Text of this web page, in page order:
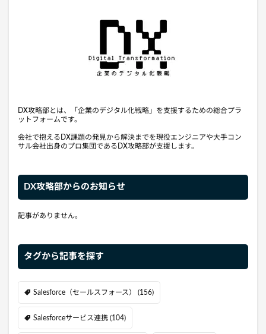
DX攻略部とは、「企業のデジタル化戦略」を支援するための総合プラ
ットフォームです。
会社で抱えるDX課題の発見から解決までを現役エンジニアや大手コン
サル会社出身のプロ集団であるDX攻略部が支援します。
DX攻略部からのお知らせ
記事がありません。
タグから記事を探す
Salesforce（セールスフォース） (156)
Salesforceサービス連携 (104)